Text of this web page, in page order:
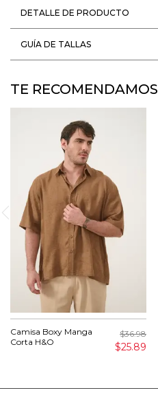
DETALLE DE PRODUCTO
GUÍA DE TALLAS
TE RECOMENDAMOS
Camisa Boxy Manga
Corta H&O
$36.98
$25.89